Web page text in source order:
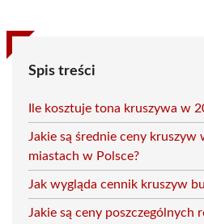
Spis treści
Ile kosztuje tona kruszywa w
Jakie są średnie ceny kruszyw
miastach w Polsce?
Jak wygląda cennik kruszyw
Jakie są ceny poszczególnych